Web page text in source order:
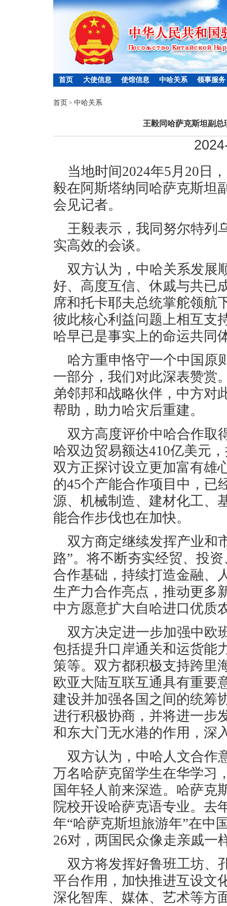
首页 大使信息 使馆信息 中哈关系 领事服务
首页 > 中哈关系
王毅同哈萨克斯坦副
当地时间2024年5月20日
毅在阿斯塔纳同哈萨克斯坦
会见记者。
王毅表示，我同努尔特列
实高效的会谈。
双方认为，中哈关系发展
好、高度互信、休戚与共已
席和托卡耶夫总统掌舵领航
彼此核心利益问题上相互支
哈早已是事实上的命运共同
哈方重申恪守一个中国原
一部分，我们对此深表赞赏
弟邻邦和战略伙伴，中方对
帮助，助力哈灾后重建。
双方高度评价中哈合作取
哈双边贸易额达410亿美元
双方正探讨设立更加富有雄
的45个产能合作项目中，已
源、机械制造、建材化工、
能合作步伐也在加快。
双方商定继续发挥产业和
路”。将不断夯实经贸、投
合作基础，持续打造金融、
生产力合作亮点，推动更多
中方愿意扩大自哈进口优质
双方决定进一步加强中欧
包括提升口岸通关和运货能
策等。双方都积极支持跨里
欧亚大陆互联互通具有重要
建设并加强各国之间的统筹
进行积极协商，并将进一步
和东大门无水港的作用，深
双方认为，中哈人文合作
万名哈萨克留学生在华学习
国年轻人前来深造。哈萨克
院校开设哈萨克语专业。去
年“哈萨克斯坦旅游年”在中
26对，两国民众像走亲戚一
双方将发挥好鲁班工坊、
平台作用，加快推进互设文
深化智库、媒体、艺术等方